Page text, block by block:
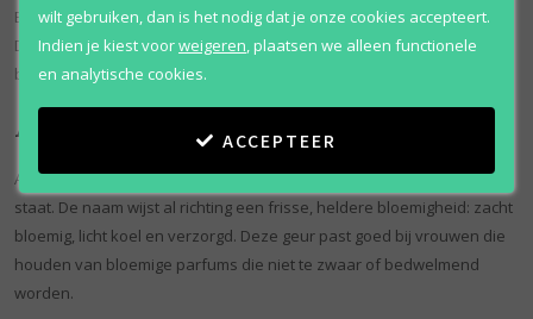
Bij Parfum Outlet verkopen we momenteelAnne Klein Frosted Jasmin
Daarmee is deze merkpagina vooral interessant voor wie een lichte,
bloemige damesparfum zoekt met een frisse en zachte uitstraling.
Anne Klein Frosted Jasmin
Anne Klein Frosted Jasmin is een damesgeur waarin jasmijn centraal
staat. De naam wijst al richting een frisse, heldere bloemigheid: zacht
bloemig, licht koel en verzorgd. Deze geur past goed bij vrouwen die
houden van bloemige parfums die niet te zwaar of bedwelmend
worden.
wilt gebruiken, dan is het nodig dat je onze cookies accepteert.
Indien je kiest voorweigeren,plaatsen we alleen functionele
en analytische cookies.
ACCEPTEER